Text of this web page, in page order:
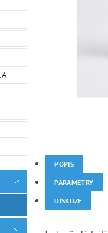
POPIS
PARAMETRY
DISKUZE